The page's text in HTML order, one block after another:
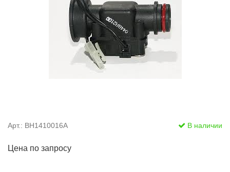
Арт.: BH1410016A В наличии
Цена по запросу